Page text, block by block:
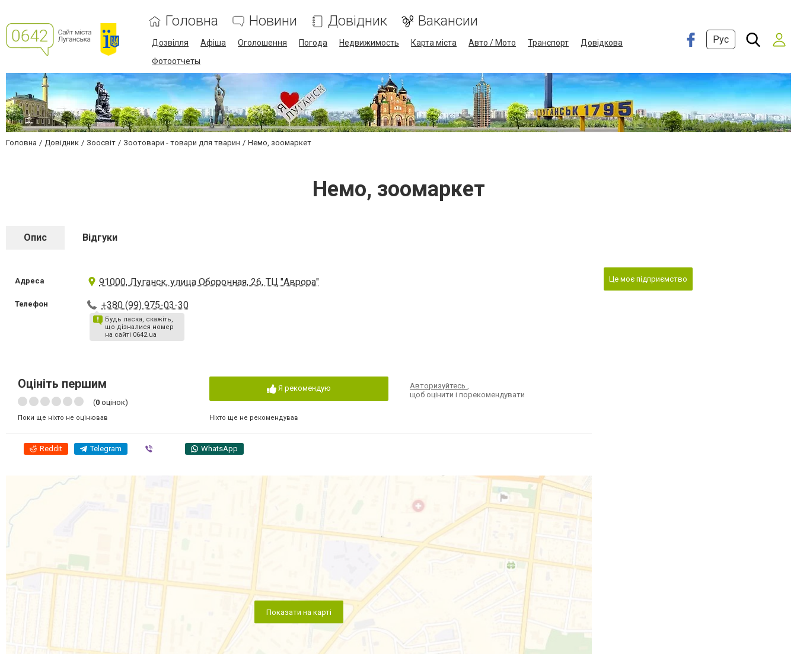
Головна Новини Довідник Вакансии
Дозвілля Афіша Оголошення Погода Недвижимость Карта міста Авто / Мото Транспорт
Довідкова
Фотоотчеты
Рус
Головна Довідник Зоосвіт Зоотовари - товари для тварин Немо, зоомаркет
Немо, зоомаркет
Опис Відгуки
Адреса 91000, Луганск, улица Оборонная, 26, ТЦ "Аврора"
Телефон +380 (99) 975-03-30
Будь ласка, скажіть,
що дізналися номер
на сайті 0642.ua
Оцініть першим
(0 оцінок)
Поки ще ніхто не оцінював
Я рекомендую
Ніхто ще не рекомендував
Авторизуйтесь,
щоб оцінити і порекомендувати
Reddit Telegram WhatsApp
Показати на карті
Це моє підприємство